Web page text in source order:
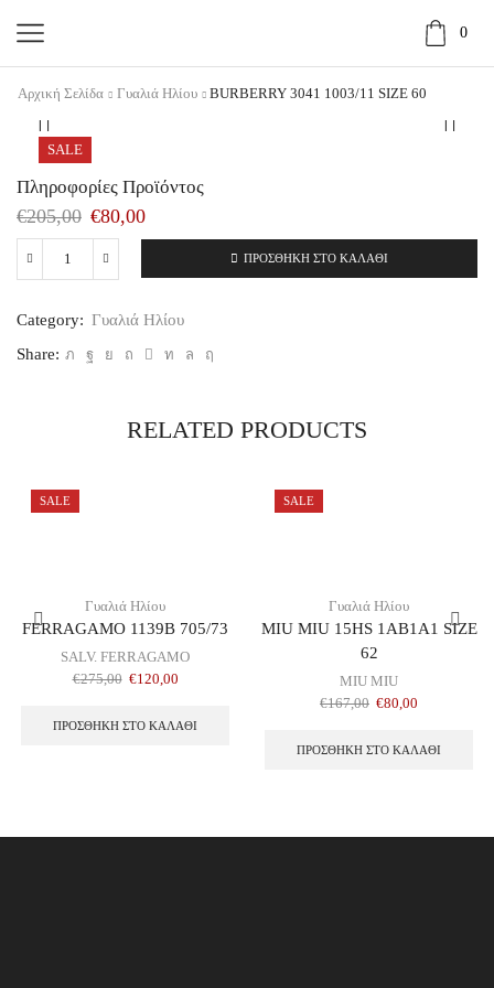
0
Αρχική Σελίδα Γυαλιά Ηλίου BURBERRY 3041 1003/11 SIZE 60
SALE
Πληροφορίες Προϊόντος
€205,00 €80,00
BURBERRY
SIZE
ποσότητα
ΠΡΟΣΘΉΚΗ ΣΤΟ ΚΑΛΆΘΙ
Category: Γυαλιά Ηλίου
Share:
RELATED PRODUCTS
SALE
Γυαλιά Ηλίου
FERRAGAMO 1139B 705/73
SALV. FERRAGAMO
€275,00 €120,00
ΠΡΟΣΘΉΚΗ ΣΤΟ ΚΑΛΆΘΙ
SALE
Γυαλιά Ηλίου
MIU MIU 15HS 1AB1A1 SIZE
62
MIU MIU
€167,00 €80,00
ΠΡΟΣΘΉΚΗ ΣΤΟ ΚΑΛΆΘΙ